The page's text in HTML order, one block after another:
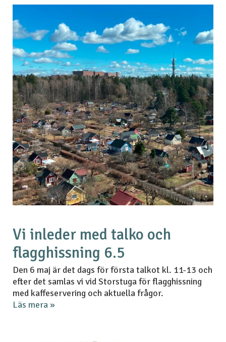
Vi inleder med talko och
flagghissning 6.5
Den 6 maj är det dags för första talkot kl. 11-13 och
efter det samlas vi vid Storstuga för flagghissning
med kaffeservering och aktuella frågor.
Läs mera »